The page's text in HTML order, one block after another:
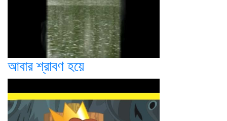
আবার শ্রাবণ হয়ে